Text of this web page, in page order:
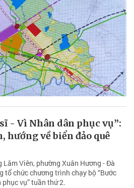
- Vì Nhân dân phục vụ”:
hướng về biển đảo quê
Viên, phường Xuân Hương - Đà
tổ chức chương trình chạy bộ “Bước
vụ” tuần thứ 2.